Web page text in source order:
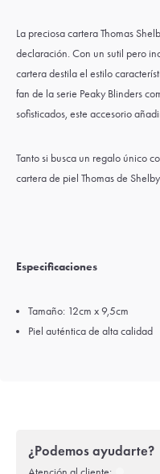
La preciosa cartera Thomas
declaración. Con un sutil pero
cartera destila el estilo
fan de la serie Peaky Blinders
sofisticados, este accesorio
Tanto si busca un regalo único
cartera de piel Thomas de
Especificaciones
Tamaño: 12cm x 9,5cm
Piel auténtica de alta calidad
¿Podemos ayudarte?